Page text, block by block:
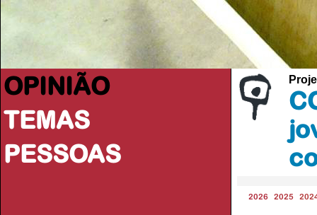
OPINIÃO
TEMAS
PESSOAS
2026 2025